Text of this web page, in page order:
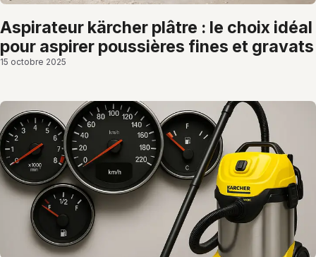
aspirateur kärcher plâtre : le choix idéal
pour aspirer poussières fines et gravats
15 octobre 2025